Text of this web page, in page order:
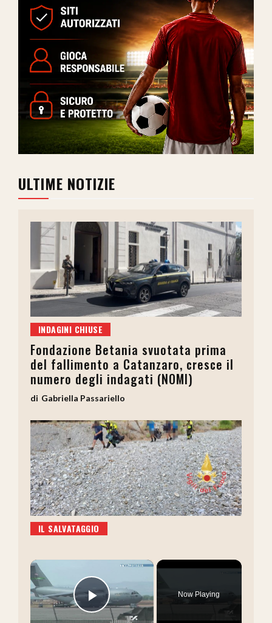
ULTIME NOTIZIE
INDAGINI CHIUSE
Fondazione Betania svuotata prima
del fallimento a Catanzaro, cresce il
numero degli indagati (NOMI)
Gabriella Passariello
IL SALVATAGGIO
×
Play Video
Now Playing